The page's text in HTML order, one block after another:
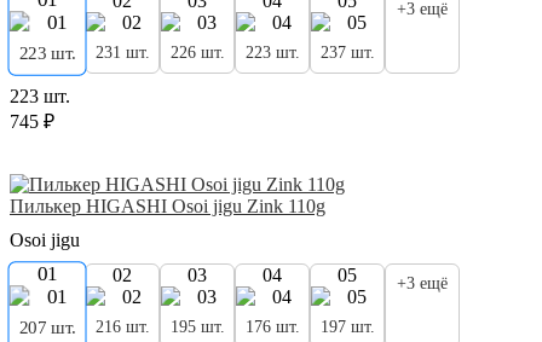
223 шт. 231 шт. 226 шт. 223 шт. 237 шт.
+3 ещё
223 шт.
745 ₽
Пилькер HIGASHI Osoi jigu Zink 110g
Osoi jigu
01
207 шт.
02
216 шт.
03
195 шт.
04
176 шт.
05
197 шт.
+3 ещё